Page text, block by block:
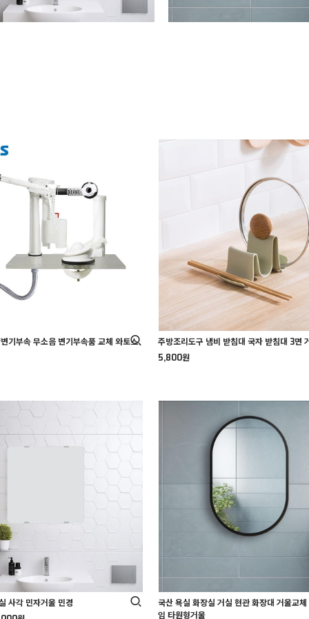
기부속 무소음 변기부속품 교체 와토스
주방조리도구 냄비 받침대 국자 받침대 3면
5,800원
사각 민자거울 민경
국산 욕실 화장실 거실 현관 화장대 거울교
임 타원형거울